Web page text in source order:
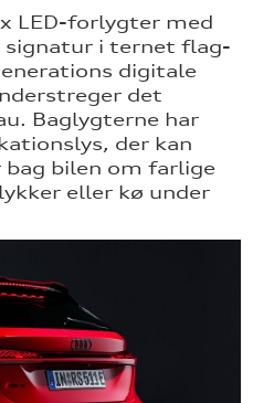
LED-forlygter med
signatur i ternet flag-
digitale
det
Baglygterne har
der kan
bilen om farlige
eller kø under